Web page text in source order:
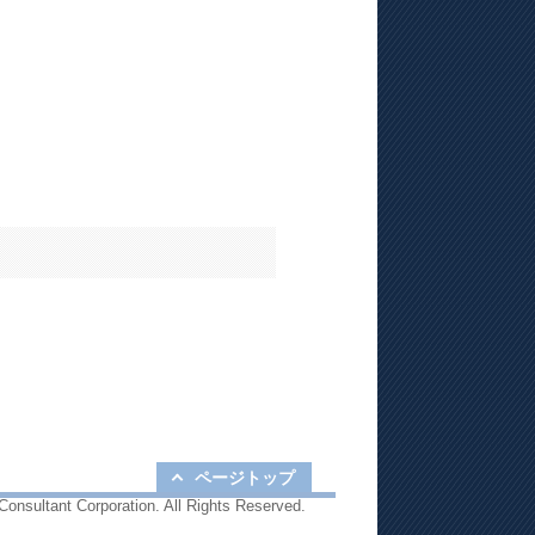
ページトップ
Corporation. All Rights Reserved.